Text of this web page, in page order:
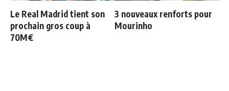
Le Real Madrid tient son
prochain gros coup à
70M€
3 nouveaux renforts pour
Mourinho